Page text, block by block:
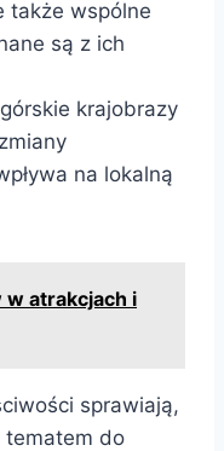
także wspólne
są z ich
krajobrazy
na lokalną
w atrakcjach i
sprawiają,
tematem do